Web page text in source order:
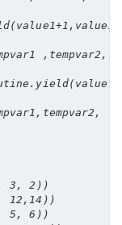
(value1+1 , value2
, tempvar2 ,
. yield(value1
, tempvar2 ,
3 , 2 ))
12 , 14 ))
5 , 6 ))